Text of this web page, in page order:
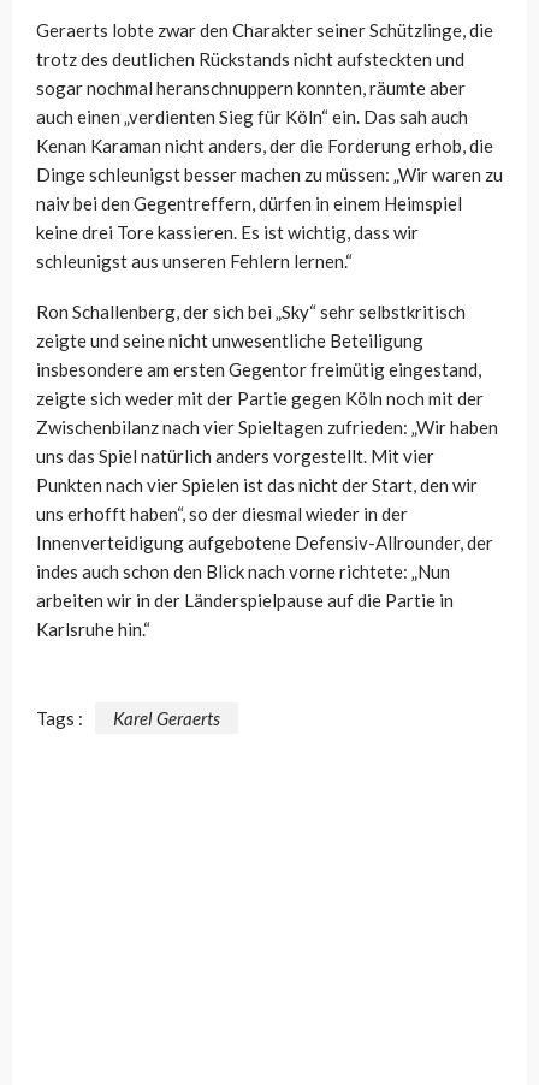
Geraerts lobte zwar den Charakter seiner Schützlinge, die
trotz des deutlichen Rückstands nicht aufsteckten und
sogar nochmal heranschnuppern konnten, räumte aber
auch einen „verdienten Sieg für Köln“ ein. Das sah auch
Kenan Karaman nicht anders, der die Forderung erhob, die
Dinge schleunigst besser machen zu müssen: „Wir waren zu
naiv bei den Gegentreffern, dürfen in einem Heimspiel
keine drei Tore kassieren. Es ist wichtig, dass wir
schleunigst aus unseren Fehlern lernen.“
Ron Schallenberg, der sich bei „Sky“ sehr selbstkritisch
zeigte und seine nicht unwesentliche Beteiligung
insbesondere am ersten Gegentor freimütig eingestand,
zeigte sich weder mit der Partie gegen Köln noch mit der
Zwischenbilanz nach vier Spieltagen zufrieden: „Wir haben
uns das Spiel natürlich anders vorgestellt. Mit vier
Punkten nach vier Spielen ist das nicht der Start, den wir
uns erhofft haben“, so der diesmal wieder in der
Innenverteidigung aufgebotene Defensiv-Allrounder, der
indes auch schon den Blick nach vorne richtete: „Nun
arbeiten wir in der Länderspielpause auf die Partie in
Karlsruhe hin.“
Tags : Karel Geraerts